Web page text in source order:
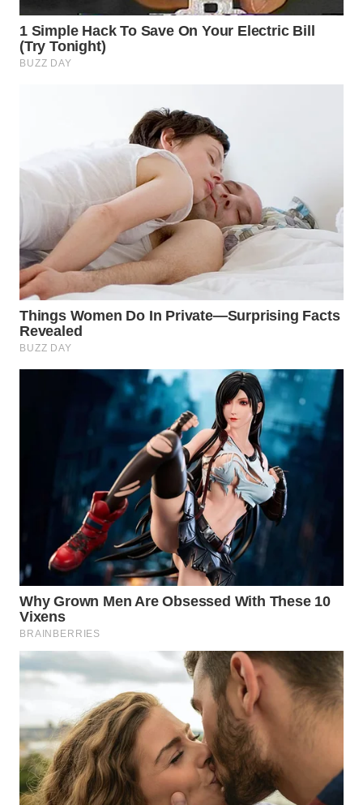
PADANG
LAWAS
KEPULAUAN
SERIBU
WN
TANGERANG
WN
BINJAI
INDRAMAYU
WN
KUNINGAN
WN
MAJALENGKA
WN
SUBANG
SUKABUMI
WN
PURWAKARTA